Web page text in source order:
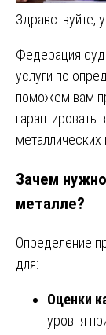
Здравствуйте,
Федерация
услуги по
поможем вам
Зачем
металле?
Определение
для:
Оценки
уровня